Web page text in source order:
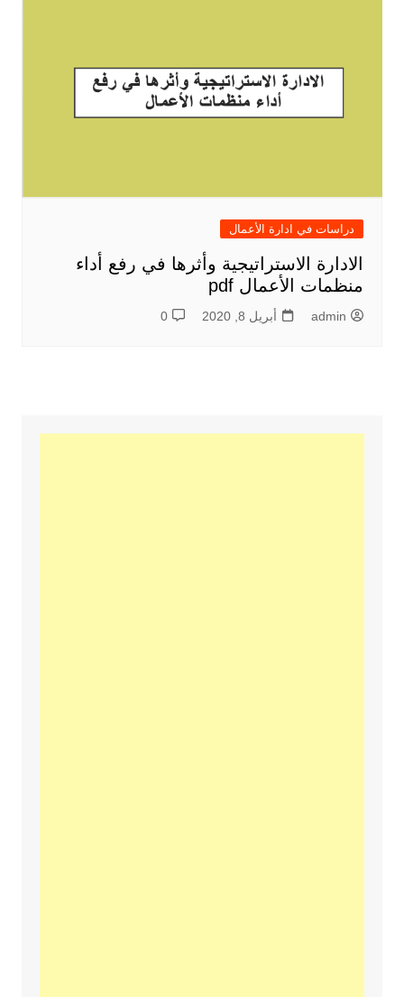
دراسات في ادارة الأعمال
الادارة الاستراتيجية وأثرها في رفع أداء
منظمات الأعمال pdf
admin أبريل 8, 2020 0